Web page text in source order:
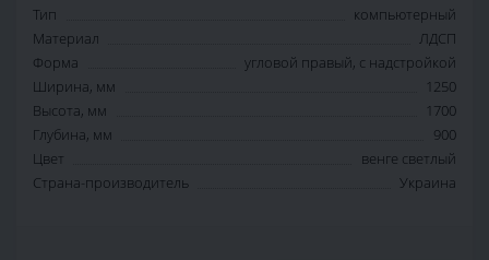
Тип
компьютерный
Материал
ЛДСП
Форма
угловой правый, с надстройкой
Ширина, мм
1250
Высота, мм
1700
Глубина, мм
900
Цвет
венге светлый
Страна-производитель
Украина